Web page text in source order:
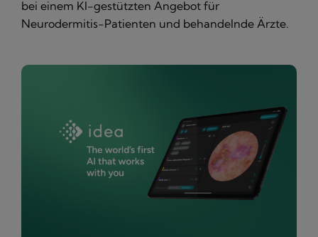
bei einem KI-gestützten Angebot für
Neurodermitis-Patienten und behandelnde Ärzte.